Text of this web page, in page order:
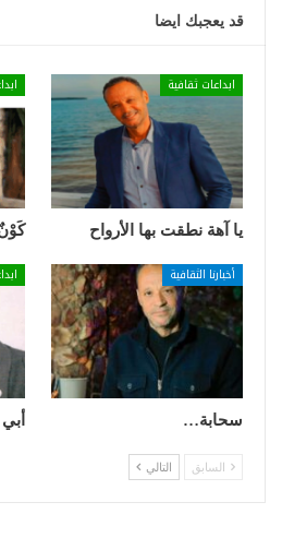
قد يعجبك ايضا
ابداعات ثقافية
يا آهة نطقت بها الأرواح
أخبارنا الثقافية
سحابة… أبي
السابق التالي